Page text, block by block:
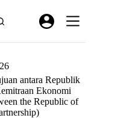
antara Republik
Ekonomi
the Republic of